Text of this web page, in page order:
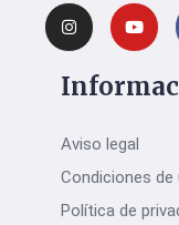
Aviso legal
Condiciones de
Política de